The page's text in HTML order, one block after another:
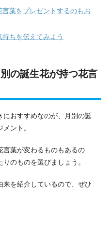
葉をプレゼントするのもお
ちを伝えてみよう
の誕生花が持つ花言
おすすめなのが、月別の誕
ント。
言葉が変わるものもあるの
のものを選びましょう。
来を紹介しているので、ぜひ